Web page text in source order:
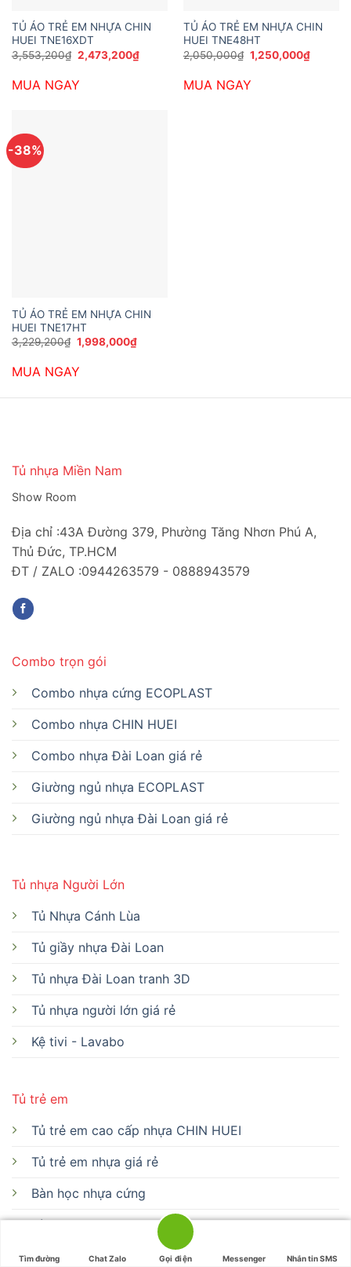
TỦ ÁO TRẺ EM NHỰA CHIN
HUEI TNE16XDT
3,553,200₫ Giá
gốc
3,553,200₫.
2,473,200₫Giá
hiện
MUA NGAY
TỦ ÁO TRẺ EM NHỰA CHIN
HUEI TNE48HT
2,050,000₫ Giá
gốc
2,050,000₫.
1,250,000₫Giá
hiện
MUA NGAY
-38%
TỦ ÁO TRẺ EM NHỰA CHIN
HUEI TNE17HT
3,229,200₫ Giá
gốc
3,229,200₫.
1,998,000₫Giá
hiện
MUA NGAY
Tủ nhựa Miền Nam
Show Room
Địa chỉ :43A Đường 379, Phường Tăng Nhơn Phú A,
Thủ Đức, TP.HCM
ĐT / ZALO :0944263579 - 0888943579
Tủ nhựa Người Lớn
Tủ Nhựa Cánh Lùa
Tủ giầy nhựa Đài Loan
Tủ nhựa Đài Loan tranh 3D
Tủ nhựa người lớn giá rẻ
Kệ tivi - Lavabo
Tủ trẻ em
Tủ trẻ em cao cấp nhựa CHIN HUEI
Tủ trẻ em nhựa giá rẻ
Bàn học nhựa cứng
Bàn học nhựa CHIN HUEI
Bàn học nhựa giá rẻ
Combo trọn gói
Combo nhựa cứng ECOPLAST
Combo nhựa CHIN HUEI
Combo nhựa Đài Loan giá rẻ
Giường ngủ nhựa ECOPLAST
Giường ngủ nhựa Đài Loan giá rẻ
Tìm đường Chat Zalo Gọi điện Messenger Nhắn tin SMS